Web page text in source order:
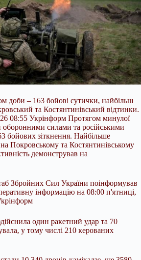
доби – 163 бойові сутички, найбільш
та Костянтинівський відтинки.
08:55 Укрінформ Протягом минулої
оборонними силами та російськими
бойових зіткнення. Найбільше
Покровському та Костянтинівському
демонстрував на
Збройних Сил України поінформував
інформацію на 08:00 п'ятниці,
один ракетний удар та 70
у тому числі 210 керованих